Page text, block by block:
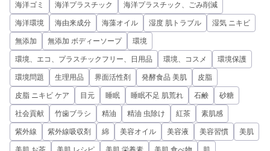
海洋ゴミ 海洋プラスチック 海洋プラスチック、ごみ削減
海洋環境 海由来成分 海藻オイル 湿度 肌トラブル 湿気 ニキビ
無添加 無添加 ボディーソープ 環境
環境、エコ、プラスチックフリー、日用品 環境、コスメ 環境保護
環境問題 生理用品 界面活性剤 発酵食品 美肌 皮脂
皮脂 ニキビ ケア 目元 睡眠 睡眠不足 肌荒れ 石鹸 砂糖
社会貢献 竹歯ブラシ 精油 精油 虫除け 紅茶 素肌感
紫外線 紫外線吸収剤 綿 美容オイル 美容液 美容習慣 美肌